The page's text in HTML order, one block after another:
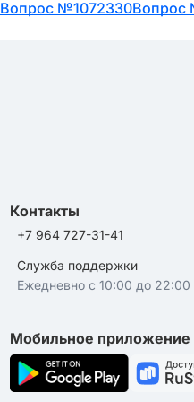
Вопрос №1072330Вопрос
Контакты
+7 964 727-31-41
Служба поддержки
Ежедневно с 10:00 до 22:00
Мобильное приложение